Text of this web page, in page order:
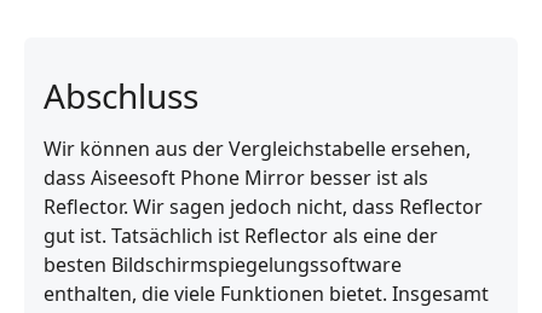
Abschluss
Wir können aus der Vergleichstabelle ersehen,
dass Aiseesoft Phone Mirror besser ist als
Reflector. Wir sagen jedoch nicht, dass Reflector
gut ist. Tatsächlich ist Reflector als eine der
besten Bildschirmspiegelungssoftware
enthalten, die viele Funktionen bietet. Insgesamt